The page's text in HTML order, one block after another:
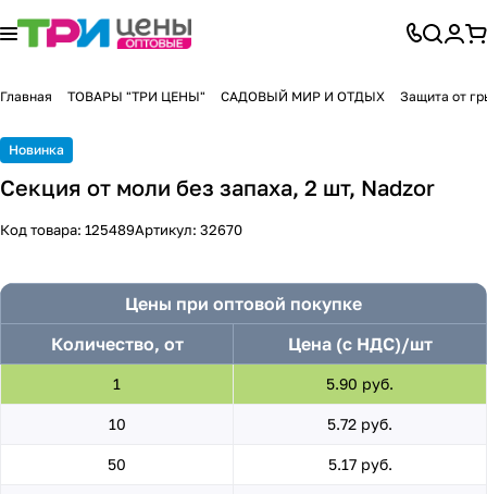
Главная ТОВАРЫ "ТРИ ЦЕНЫ" САДОВЫЙ МИР И ОТДЫХ Защита от
Новинка
Секция от моли без запаха, 2 шт, Nadzor
Код товара: 125489Артикул: 32670
Цены при оптовой покупке
Количество, от
Цена (с НДС)/шт
1 5.90 руб.
10 5.72 руб.
50 5.17 руб.